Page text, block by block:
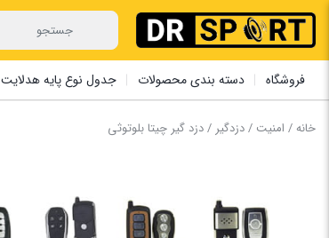
فروشگاه دسته بندی محصولات جدول نوع پایه هدلایت
خانه/ امنیت /دزدگیر / دزد گیر ‏چیتا بلوتوثی